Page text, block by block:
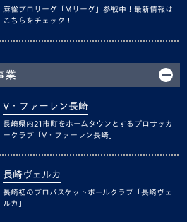
麻雀プロリーグ「Mリーグ」参戦中！最新情報は
こちらをチェック！
業
V・ファーレン長崎
長崎県内21市町をホームタウンとするプロサッカ
ークラブ「V・ファーレン長崎」
長崎ヴェルカ
長崎初のプロバスケットボールクラブ「長崎ヴェ
ルカ」